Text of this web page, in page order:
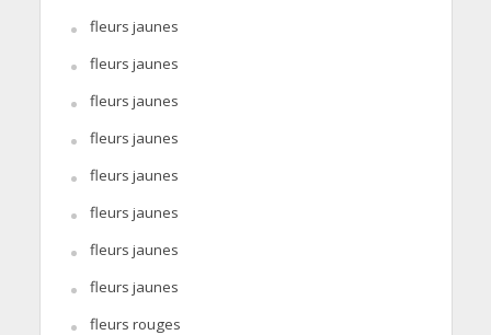
fleurs jaunes
fleurs jaunes
fleurs jaunes
fleurs jaunes
fleurs jaunes
fleurs jaunes
fleurs jaunes
fleurs jaunes
fleurs rouges